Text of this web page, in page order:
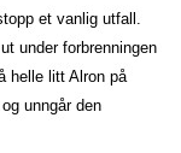
et vanlig utfall.
under forbrenningen
helle litt Alron på
unngår den